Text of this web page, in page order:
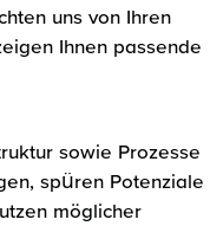
uns von Ihren
Ihnen passende
sowie Prozesse
spüren Potenziale
möglicher